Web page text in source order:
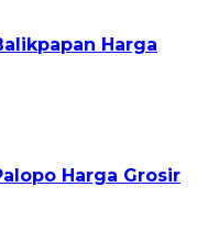
Harga
Harga Grosir